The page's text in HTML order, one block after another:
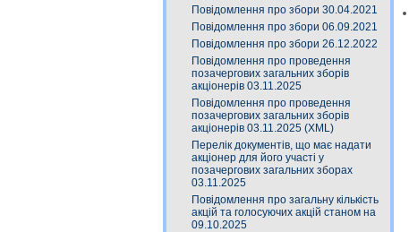
Повідомлення про збори 30.04.2021
Повідомлення про збори 06.09.2021
Повідомлення про збори 26.12.2022
Повідомлення про проведення
позачергових загальних зборів
акціонерів 03.11.2025
Повідомлення про проведення
позачергових загальних зборів
акціонерів 03.11.2025 (XML)
Перелік документів, що має надати
акціонер для його участі у
позачергових загальних зборах
03.11.2025
Повідомлення про загальну кількість
акцій та голосуючих акцій станом на
09.10.2025